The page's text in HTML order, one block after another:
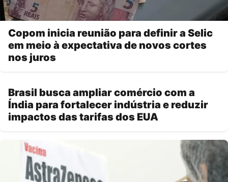
Copom inicia reunião para definir a Selic
em meio à expectativa de novos cortes
nos juros
Brasil busca ampliar comércio com a
Índia para fortalecer indústria e reduzir
impactos das tarifas dos EUA